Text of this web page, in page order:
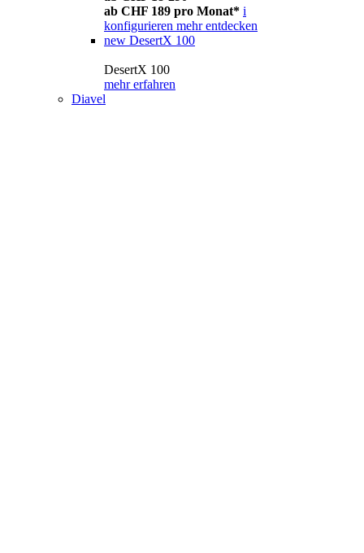
ab CHF 189 pro Monat* i
konfigurieren mehr entdecken
new DesertX 100
DesertX 100
mehr erfahren
Diavel